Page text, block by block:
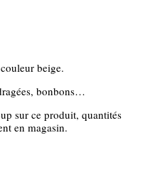
beige.
bonbons…
sur ce produit, quantités
en magasin.